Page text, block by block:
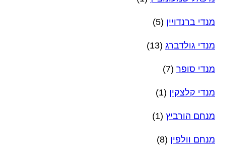
מנדי ברנדויין (5)
מנדי גולדברג (13)
מנדי סופר (7)
מנדי קלצקין (1)
מנחם הורביץ (1)
מנחם וולפין (8)